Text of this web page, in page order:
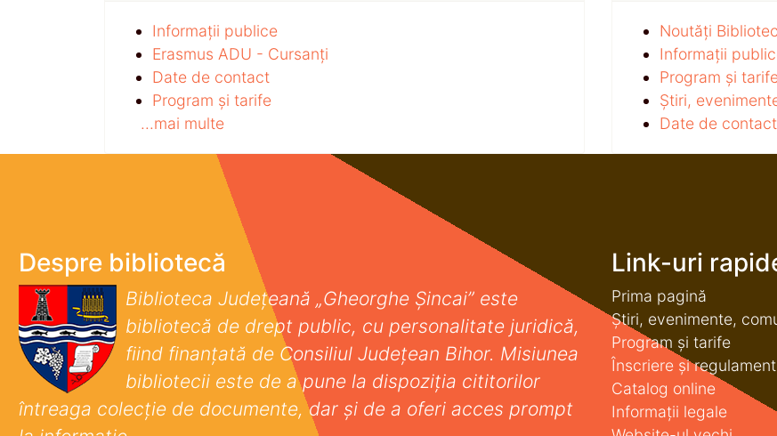
Informații publice
Erasmus ADU - Cursanți
Date de contact
Program și tarife
...mai multe
Noutăți
Informații
Program și
Știri,
Date de contact
Despre bibliotecă
Biblioteca Județeană „Gheorghe Șincai” este
bibliotecă de drept public, cu personalitate juridică,
fiind finanţată de Consiliul Judeţean Bihor. Misiunea
bibliotecii este de a pune la dispoziţia cititorilor
întreaga colecţie de documente, dar şi de a oferi acces prompt
Link-uri
Prima pagină
Știri, evenimente,
Program și tarife
Înscriere și regulament
Catalog online
Informații legale